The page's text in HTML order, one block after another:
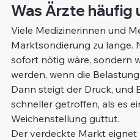
Was Ärzte häufig
Viele Medizinerinnen und
Marktsondierung zu lange.
sofort nötig wäre, sondern
werden, wenn die
Dann steigt der Druck, und
schneller getroffen, als es
Weichenstellung guttut.
Der verdeckte Markt eignet